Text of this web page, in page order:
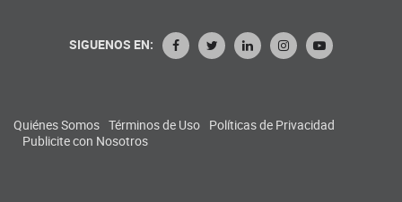
SIGUENOS EN:
Quiénes Somos Términos de Uso Políticas de Privacidad
Publicite con Nosotros